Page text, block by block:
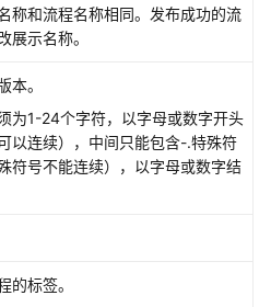
称和流程名称相同。发布成功的流
展示名称。
本。
为1-24个字符，以字母或数字开头
以连续），中间只能包含-.特殊符
符号不能连续），以字母或数字结
的标签。